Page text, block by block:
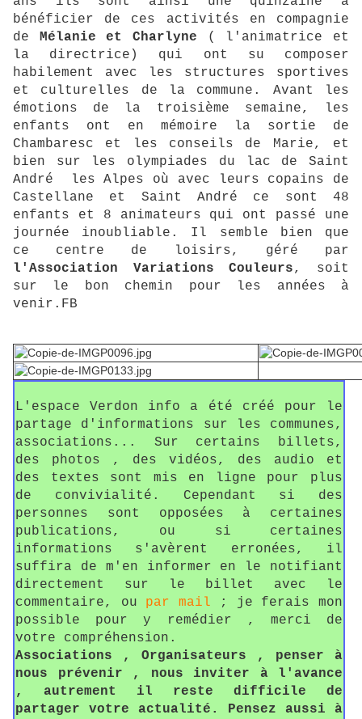
bénéficier de ces activités en compagnie
de Mélanie et Charlyne ( l'animatrice et
la directrice) qui ont su composer
habilement avec les structures sportives
et culturelles de la commune. Avant les
émotions de la troisième semaine, les
enfants ont en mémoire la sortie de
Chambaresc et les conseils de Marie, et
bien sur les olympiades du lac de Saint
André les Alpes où avec leurs copains de
Castellane et Saint André ce sont 48
enfants et 8 animateurs qui ont passé une
journée inoubliable. Il semble bien que
ce centre de loisirs, géré par
l'Association Variations Couleurs, soit
sur le bon chemin pour les années à
venir.FB
L'espace Verdon info a été créé pour le
partage d'informations sur les communes,
associations... Sur certains billets,
des photos , des vidéos, des audio et
des textes sont mis en ligne pour plus
de convivialité. Cependant si des
personnes sont opposées à certaines
publications, ou si certaines
informations s'avèrent erronées, il
suffira de m'en informer en le notifiant
directement sur le billet avec le
commentaire, ou par mail ; je ferais mon
possible pour y remédier , merci de
votre compréhension.
Associations , Organisateurs , penser à
nous prévenir , nous inviter à l'avance
, autrement il reste difficile de
partager votre actualité. Pensez aussi à